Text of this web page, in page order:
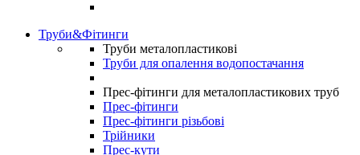
Труби&Фітинги
Труби металопластикові
Труби для опалення водопостачання
Прес-фітинги для металопластикових труб
Прес-фітинги
Прес-фітинги різьбові
Трійники
Прес-кути